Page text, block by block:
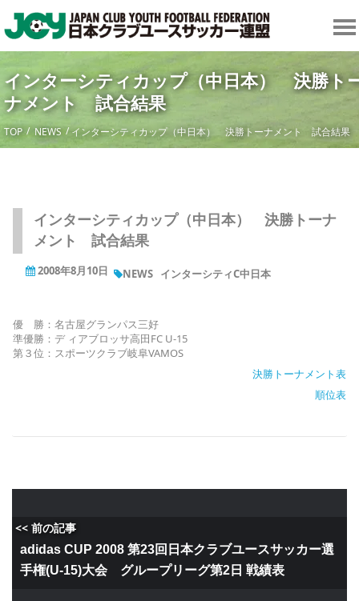
インターシティカップ（中日本） 決勝ト
ナメント 試合結果
TOP NEWS インターシティカップ（中日本） 決勝トーナメント 試合結果
インターシティカップ（中日本） 決勝トーナ
メント 試合結果
2008年8月10日 NEWS インターシティC中日本
優 勝：名古屋グランパス三好
準優勝：デ ィアブロッサ高田FC U-15
第３位：スポーツクラブ岐阜VAMOS
決勝トーナメント表
順位表
<< 前の記事
adidas CUP 2008 第23回日本クラブユースサッカー選
手権(U-15)大会 グループリーグ第2日 戦績表